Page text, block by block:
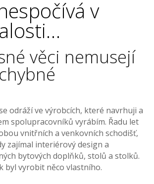
v
věci nemusejí
odráží ve výrobcích, které navrhuji a
spolupracovníků vyrábím. Řadu let
vnitřních a venkovních schodišť,
zajímal interiérový design a
bytových doplňků, stolů a stolků.
byl vyrobit něco vlastního.